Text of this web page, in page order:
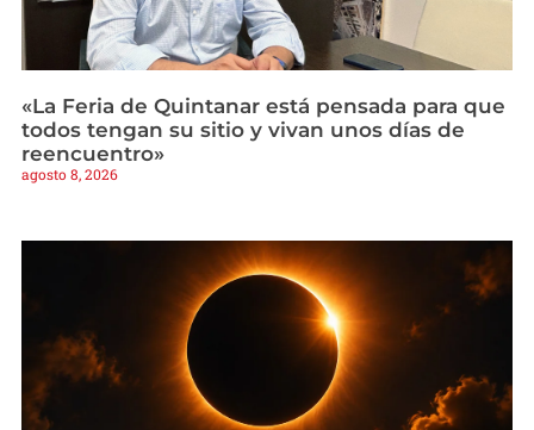
«La Feria de Quintanar está pensada para que
todos tengan su sitio y vivan unos días de
reencuentro»
agosto 8, 2026